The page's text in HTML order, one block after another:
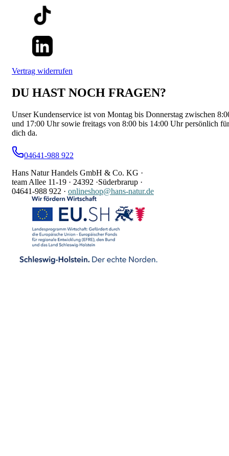
Vertrag widerrufen
DU HAST NOCH FRAGEN?
Unser Kundenservice ist von Montag bis Donnerstag zwischen
und 17:00 Uhr sowie freitags von 8:00 bis 14:00 Uhr persönlich für
dich da.
04641-988 922
Hans Natur Handels GmbH & Co. KG ·
team Allee 11-19 · 24392 ·Süderbrarup ·
04641-988 922 · onlineshop@hans-natur.de